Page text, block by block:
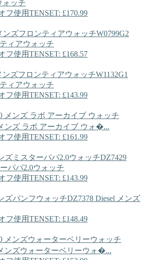
ォッチ
フ使用TENSET: £170.99
W0799G2
ィアウォッチ
フ使用TENSET: £168.57
W1132G1
ィアウォッチ
フ使用TENSET: £143.99
ンズ ラボ アーカイブ ウォ�...
フ使用TENSET: £161.99
DZ7429
パパ2.0ウォッチ
フ使用TENSET: £143.99
DZ7378 Diesel メンズ
フ使用TENSET: £148.49
ンズウォーターベリーウォ�...